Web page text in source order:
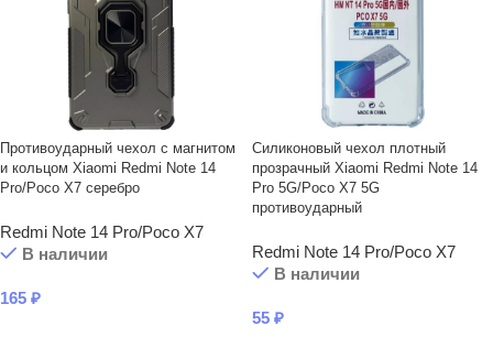
Противоударный чехол с магнитом
и кольцом Xiaomi Redmi Note 14
Pro/Poco X7 серебро
Redmi Note 14 Pro/Poco X7
В наличии
165 ₽
Силиконовый чехол плотный
прозрачный Xiaomi Redmi Note 14
Pro 5G/Poco X7 5G
противоударный
Redmi Note 14 Pro/Poco X7
В наличии
55 ₽